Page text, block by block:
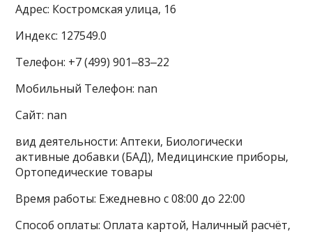
Адрес: Костромская улица, 16
Индекс: 127549.0
Телефон: +7 (499) 901‒83‒22
Мобильный Телефон: nan
Сайт: nan
вид деятельности: Аптеки, Биологически
активные добавки (БАД), Медицинские приборы,
Ортопедические товары
Время работы: Ежедневно с 08:00 до 22:00
Способ оплаты: Оплата картой, Наличный расчёт,